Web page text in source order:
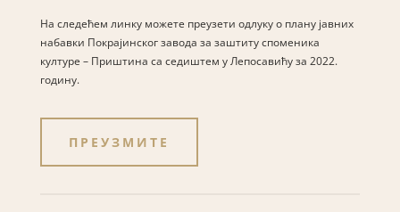
На следећем линку можете преузети одлуку о плану јавних
набавки Покрајинског завода за заштиту споменика
културе – Приштина са седиштем у Лепосавићу за 2022.
годину.
ПРЕУЗМИТЕ